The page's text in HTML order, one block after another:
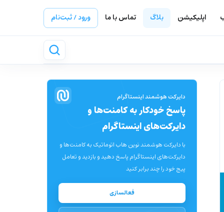
اپلیکیشن بلاگ تماس با ما ورود / ثبت‌نام
دایرکت هوشمند اینستاگرام
پاسخ خودکار به کامنت‌ها و
دایرکت‌های اینستاگرام
با دایرکت هوشمند نوین هاب اتوماتیک به کامنت‌ها و
دایرکت‌های اینستاگرام پاسخ دهید و بازدید و تعامل
پیج خود را چند برابر کنید
فعالسازی